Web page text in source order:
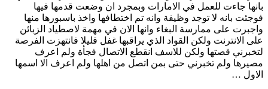
بانها جاءت للعمل في الامارات وبمجرد ان وضعت قدمها فيها
فوجئت بانه لا توجد وظيفة وانه تم اختطافها واخذ باسبورها منها
واجبرت على ممارسة البغاء وانها الان في مهمة لاصطياد الزبائن
على الانترنت ولكن القواد الذي يراقبها غفل قليلا فانتهزت الفرصة
لتخبرني قصتها ولكن للاسف انقطع الاتصال فجأة ولم اعرف
مصيرها ولم تخبرني حتى بمن اتصل من اهلها ولم اعرف الا اسمها
الاول …